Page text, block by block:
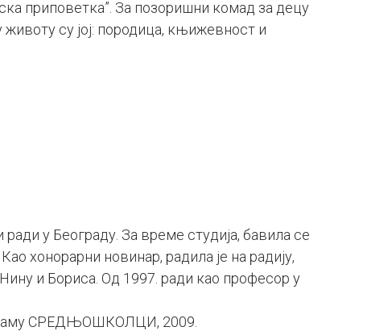
приповетка”. За позоришни комад за децу
су јој: породица, књижевност и
у Београду. За време студија, бавила се
хонорарни новинар, радила је на радију,
и Бориса. Од 1997. ради као професор у
СРЕДЊОШКОЛЦИ, 2009.